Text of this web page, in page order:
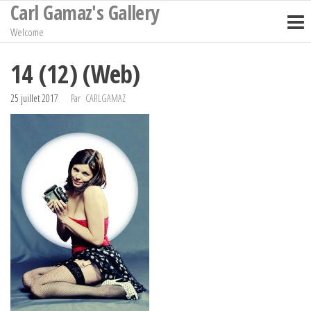
Passer
contenu
Carl Gamaz's Gallery
Welcome
14 (12) (Web)
25 juillet 2017 Par CARLGAMAZ